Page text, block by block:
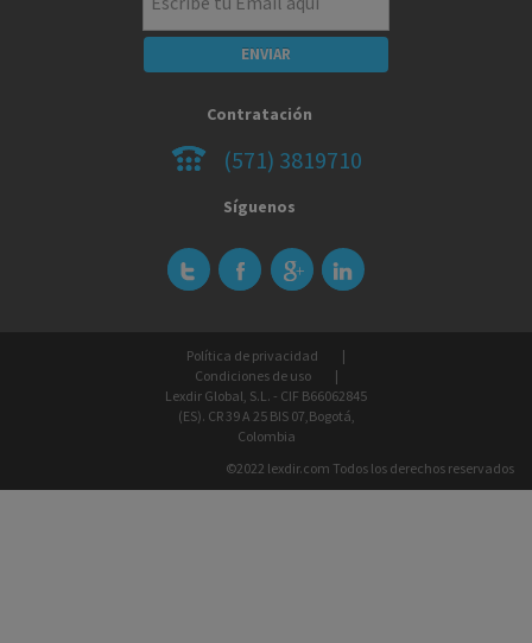
Contratación
(571) 3819710
Síguenos
Política de privacidad
Condiciones de uso
Lexdir Global, S.L. - CIF B66062845
(ES). CR 39 A 25 BIS 07,Bogotá,
Colombia
©2022 lexdir.com Todos los derechos reservados